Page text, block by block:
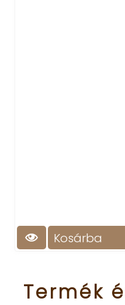
Kosárba
Termék